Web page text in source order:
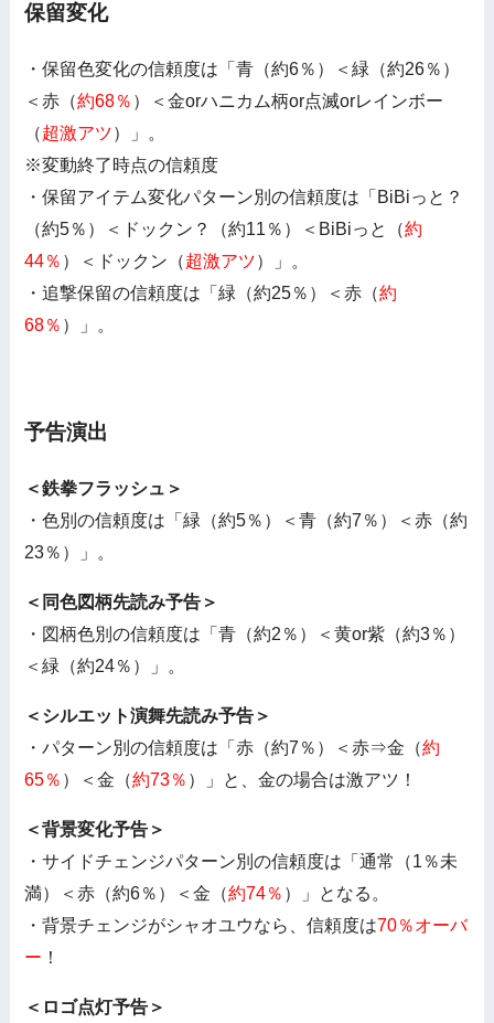
保留変化
・保留色変化の信頼度は「青（約6％）＜緑（約26％）
＜赤（約68％ ）＜金orハニカム柄or点滅orレインボー
（超激アツ）」。
※変動終了時点の信頼度
・保留アイテム変化パターン別の信頼度は「BiBiっと？
（約5％）＜ドックン？（約11％）＜BiBiっと（約
44％ ）＜ドックン（超激アツ）」。
・追撃保留の信頼度は「緑（約25％）＜赤（約
68％ ）」。
予告演出
＜鉄拳フラッシュ＞
・色別の信頼度は「緑（約5％）＜青（約7％）＜赤（約
23％）」。
＜同色図柄先読み予告＞
・図柄色別の信頼度は「青（約2％）＜黄or紫（約3％）
＜緑（約24％）」。
＜シルエット演舞先読み予告＞
・パターン別の信頼度は「赤（約7％）＜赤⇒金（約
65％ ）＜金（約73％ ）」と、金の場合は激アツ！
＜背景変化予告＞
・サイドチェンジパターン別の信頼度は「通常（1％未
満）＜赤（約6％）＜金（約74％ ）」となる。
・背景チェンジがシャオユウなら、信頼度は70％オーバ
ー ！
＜ロゴ点灯予告＞